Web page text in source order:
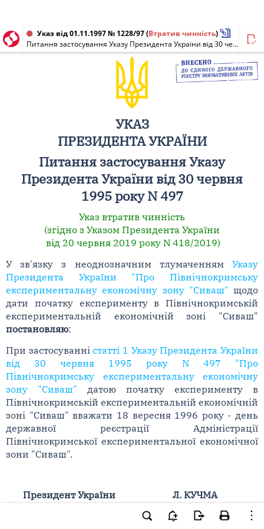
Указ від 01.11.1997 № 1228/97(Втратив чинність)
Питання застосування Указу Президента України від 30 червня 1995 року N 497